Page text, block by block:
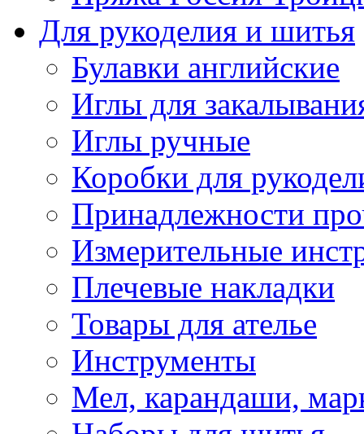
Для рукоделия и шитья
Булавки английские
Иглы для
Иглы ручные
Коробки для
Принадлежности
Измерительные
Плечевые накладки
Товары для ателье
Инструменты
Мел, карандаши,